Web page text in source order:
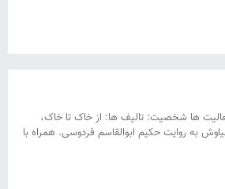
آثار و فعالیت ها شخصیت: تالیف ها: از خاک تا خاک،
نشر خوشه ۱۳۷۵ به پاکی خورشید، زندگی و مرگ سیاوش به روایت حکیم ابوالقاسم فردوسی. همراه با